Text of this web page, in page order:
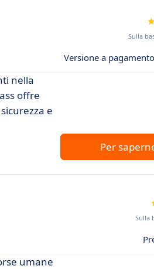
Sulla
Versione a
nella
offre
e
Per
Sulla
umane